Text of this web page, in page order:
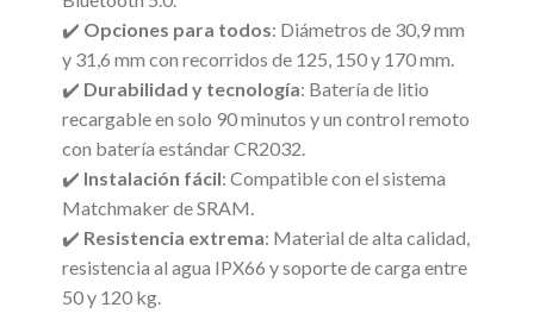
✔️ Opciones para todos: Diámetros de 30,9 mm
y 31,6 mm con recorridos de 125, 150 y 170 mm.
✔️ Durabilidad y tecnología: Batería de litio
recargable en solo 90 minutos y un control remoto
con batería estándar CR2032.
✔️ Instalación fácil: Compatible con el sistema
Matchmaker de SRAM.
✔️ Resistencia extrema: Material de alta calidad,
resistencia al agua IPX66 y soporte de carga entre
50 y 120 kg.